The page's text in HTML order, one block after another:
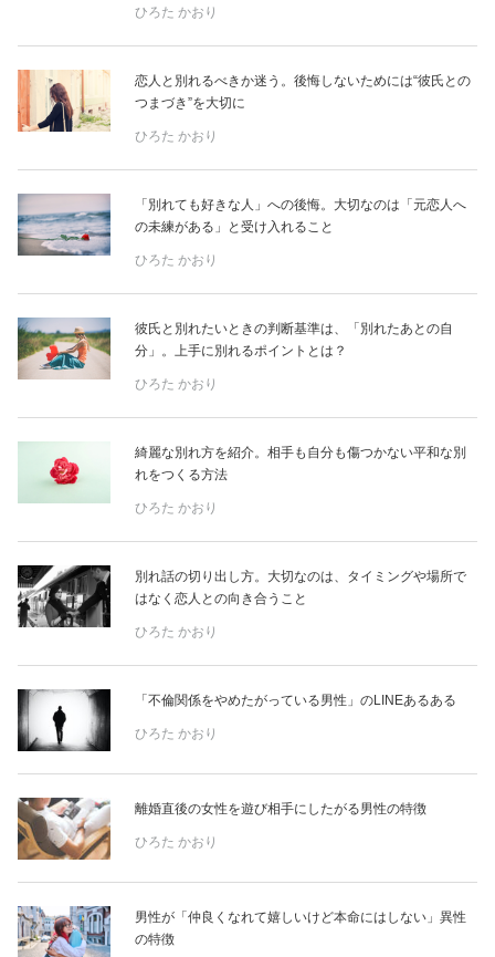
グルメ
トラベル
占い
性と愛
ゲーム
ひろた かおり
恋人と別れるべきか迷う。後悔しないためには“彼氏との
つまづき”を大切に
ひろた かおり
「別れても好きな人」への後悔。大切なのは「元恋人へ
の未練がある」と受け入れること
ひろた かおり
彼氏と別れたいときの判断基準は、「別れたあとの自
分」。上手に別れるポイントとは？
ひろた かおり
綺麗な別れ方を紹介。相手も自分も傷つかない平和な別
れをつくる方法
ひろた かおり
別れ話の切り出し方。大切なのは、タイミングや場所で
はなく恋人との向き合うこと
ひろた かおり
「不倫関係をやめたがっている男性」のLINEあるある
ひろた かおり
離婚直後の女性を遊び相手にしたがる男性の特徴
ひろた かおり
男性が「仲良くなれて嬉しいけど本命にはしない」異性
の特徴